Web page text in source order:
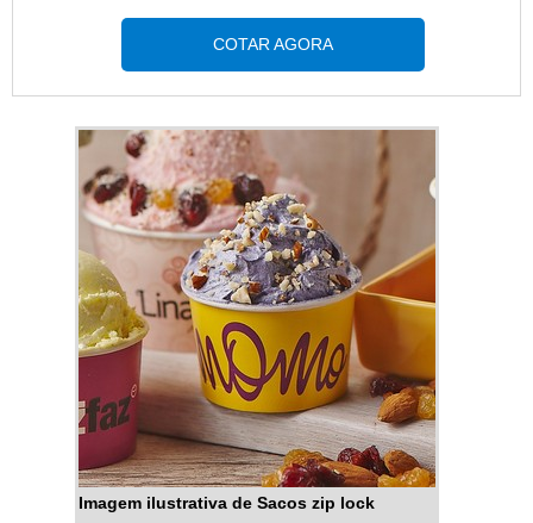
formado por substâncias graúdas
que em grande quantidade
acabam atingindo um peso
elevado. Por isso, é necessário
utilizar uma embalagem
específica que fornece maior
controle de estabilidade, como os
sacos britas.MAIS
INFORMAÇÕES RELEVANTES
SOBRE O PRODUTOSão ideais
para o transporte de produ...
COTAR AGORA
Imagem ilustrativa de Sacos zip lock